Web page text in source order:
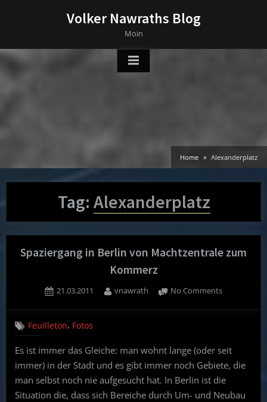
Volker Nawraths Blog
Moin
Home Alexanderplatz
Tag: Alexanderplatz
Spaziergang in Berlin von Machtzentrale zum
Kommerz
Posted
21.03.2011 By
vnawrath No Commentson
zum
Kommerz
Feuilleton, Fotos
Es ist immer das Gleiche: man wohnt lange (oder seit
immer) in der Stadt und es gibt immer noch Gebiete, die
man selbst noch nie aufgesucht hat. In Berlin ist die
Situation die, dass sich Bereiche durch Um- und Neubau